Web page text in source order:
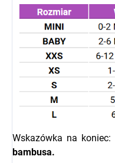
Wskazówka na koniec:
bambusa.